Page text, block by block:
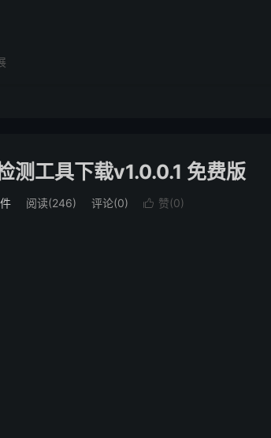
测工具下载v1.0.0.1 免费版
阅读(246) 评论(0)  赞(0)